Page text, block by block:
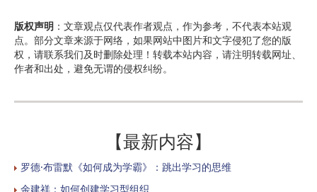
版权声明 ：文章观点仅代表作者观点，作为参考，不代表本站观
点。部分文章来源于网络，如果网站中图片和文字侵犯了您的版
权，请联系我们及时删除处理！转载本站内容，请注明转载网址、
作者和出处，避免无谓的侵权纠纷。
【最新内容】
罗德·布雷默《如何成为学霸》：跳出学习的思维
余建祥：如何创建学习型组织